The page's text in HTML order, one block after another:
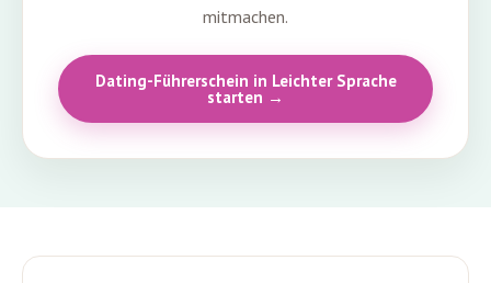
mitmachen.
Dating-Führerschein in Leichter Sprache
starten →